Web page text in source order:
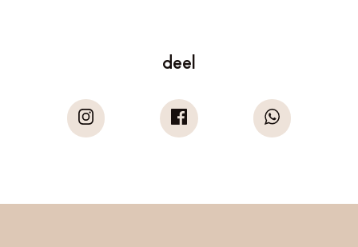
deel